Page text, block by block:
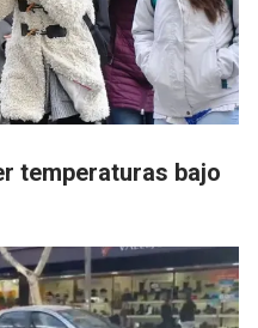
temperaturas bajo